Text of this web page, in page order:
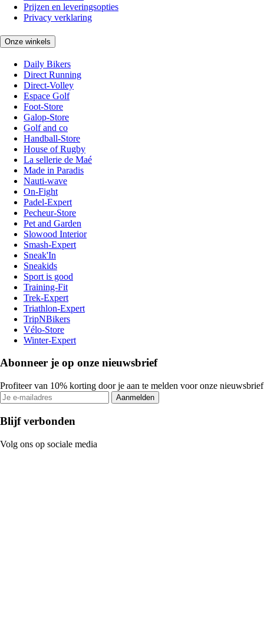
Prijzen en leveringsopties
Privacy verklaring
Onze winkels
Daily Bikers
Direct Running
Direct-Volley
Espace Golf
Foot-Store
Galop-Store
Golf and co
Handball-Store
House of Rugby
La sellerie de Maé
Made in Paradis
Nauti-wave
On-Fight
Padel-Expert
Pecheur-Store
Pet and Garden
Slowood Interior
Smash-Expert
Sneak'In
Sneakids
Sport is good
Training-Fit
Trek-Expert
Triathlon-Expert
TripNBikers
Vélo-Store
Winter-Expert
Abonneer je op onze nieuwsbrief
Profiteer van 10% korting door je aan te melden voor onze nieuwsbrief
Aanmelden
Blijf verbonden
Volg ons op sociale media